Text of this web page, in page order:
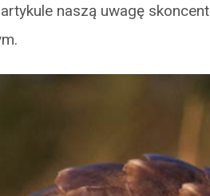
naszą uwagę